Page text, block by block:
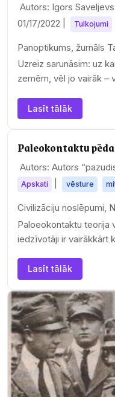
Autors: Igors
01/17/2022
Tulkojumi
Panoptikums, žurnāls
Uzreiz sarunāsim: uz
zemēm, vēl jo vairāk –
Lasīt tālāk
Paleokontaktu
Autors: Autors
Apskati vēsture
Civilizāciju noslēpumi,
Paloeokontaktu teorija
iedzīvotāji ir vairākkārt
Lasīt tālāk